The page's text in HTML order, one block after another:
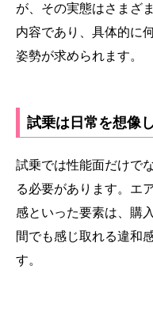
が、その実態はさまざ
内容であり、具体的に
姿勢が求められます。
試乗は日常を想像
試乗では性能面だけで
る必要があります。エ
感といった要素は、購
間でも感じ取れる違和
す。